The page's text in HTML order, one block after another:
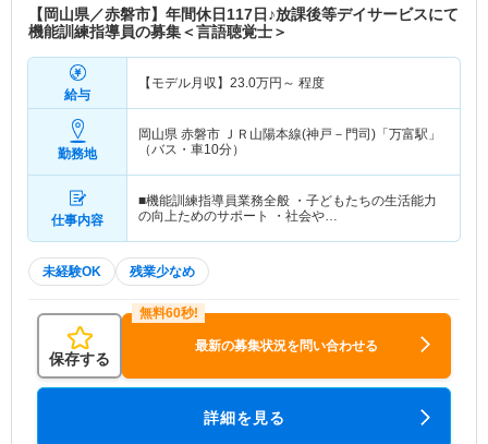
【岡山県／赤磐市】年間休日117日♪放課後等デイサービスにて
機能訓練指導員の募集＜言語聴覚士＞
給与
【モデル月収】 23.0万円～ 程度
勤務地
岡山県 赤磐市 ＪＲ山陽本線(神戸－門司)「万富駅」
（バス・車10分）
仕事内容
■機能訓練指導員業務全般 ・子どもたちの生活能力
の向上ためのサポート ・社会や…
未経験OK 残業少なめ
保存する
最新の募集状況を問い合わせる
詳細を見る